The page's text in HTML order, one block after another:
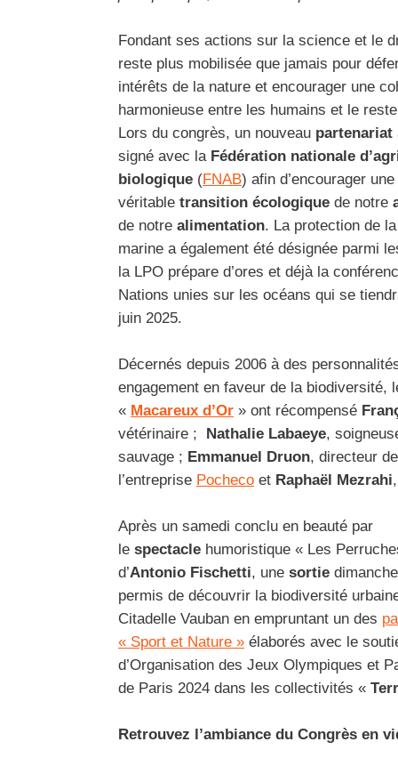
Fondant ses actions sur la science et le
reste plus mobilisée que jamais pour
intérêts de la nature et encourager une
harmonieuse entre les humains et le
Lors du congrès, un nouveau partenariat
signé avec la Fédération nationale
biologique (FNAB) afin d’encourager une
véritable transition écologique de notre
de notre alimentation. La protection de
marine a également été désignée parmi
la LPO prépare d’ores et déjà la
Nations unies sur les océans qui se
juin 2025.
Décernés depuis 2006 à des
engagement en faveur de la biodiversité,
« Macareux d’Or » ont récompensé
vétérinaire ;
Nathalie Labaeye,
sauvage ; Emmanuel Druon, directeur de
l’entreprise Pocheco et Raphaël Mezrahi
Après un samedi conclu en beauté par
le spectacle humoristique « Les
d’Antonio Fischetti, une sortie
permis de découvrir la biodiversité
Citadelle Vauban en empruntant un des
« Sport et Nature » élaborés avec le
d’Organisation des Jeux Olympiques et
de Paris 2024 dans les collectivités «
Retrouvez l’ambiance du Congrès en